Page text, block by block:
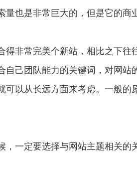
也是非常巨大的，但是它的商
非常完美个新站，相比之下往
己团队能力的关键词，对网站
以从长远方面来考虑。一般的
一定要选择与网站主题相关的